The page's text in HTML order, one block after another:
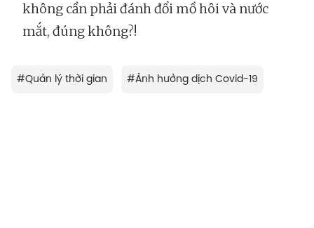
không cần phải đánh đổi mồ hôi và nước
mắt, đúng không?!
#Quản lý thời gian #Ảnh hưởng dịch Covid-19